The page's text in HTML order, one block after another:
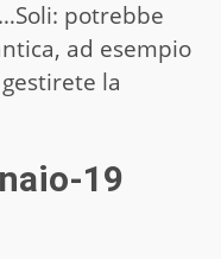
potrebbe
ad esempio
la
19